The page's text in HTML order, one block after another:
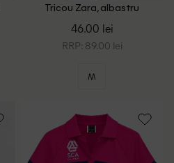
Tricou Zara, albastru
46.00 lei
RRP: 89.00 lei
M